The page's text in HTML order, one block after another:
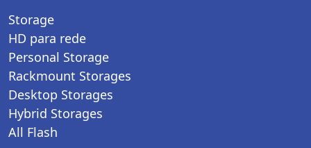
Storage
HD para rede
Personal Storage
Rackmount Storages
Desktop Storages
Hybrid Storages
All Flash